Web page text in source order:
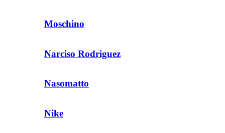
Moschino
Narciso Rodriguez
Nasomatto
Nike